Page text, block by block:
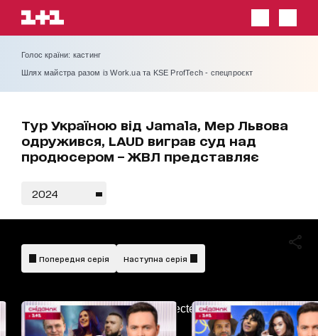
Голос країни: кастинг
Шлях майстра разом із Work.ua та KSE ProfTech - спецпроєкт
Тур Україною від Jamala, Мер Львова
одружився, LAUD виграв суд над
продюсером – ЖВЛ представляє
2024
AdBlockDetected!
Попередня серія Наступна серія